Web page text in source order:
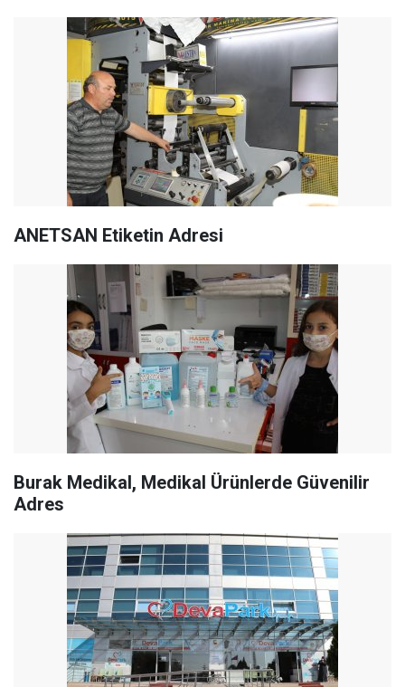
ANETSAN Etiketin Adresi
Burak Medikal, Medikal Ürünlerde Güvenilir
Adres